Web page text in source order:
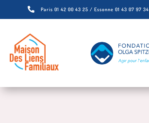
 Paris 01 42 00 43 25 / Essonne 01 43 07 97 34